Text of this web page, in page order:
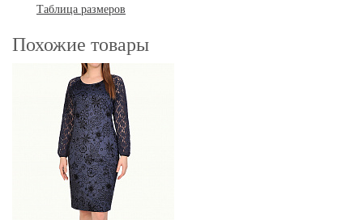
Таблица размеров
Похожие товары